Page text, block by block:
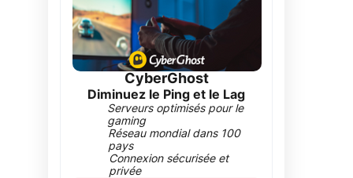
CyberGhost
Diminuez le Ping et le Lag
Serveurs optimisés pour le
gaming
Réseau mondial dans 100
pays
Connexion sécurisée et
privée